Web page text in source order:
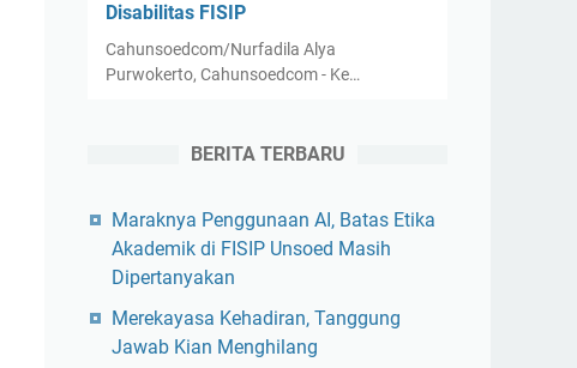
Disabilitas FISIP
Cahunsoedcom/Nurfadila Alya
Purwokerto, Cahunsoedcom - Ke…
BERITA TERBARU
Maraknya Penggunaan AI, Batas Etika
Akademik di FISIP Unsoed Masih
Dipertanyakan
Merekayasa Kehadiran, Tanggung
Jawab Kian Menghilang